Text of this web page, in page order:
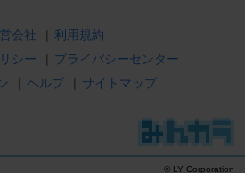
会社 | 利用規約
シー
| プライバシーセンター
| ヘルプ | サイトマップ
© LY Corporation